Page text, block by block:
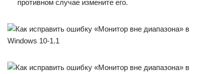
противном случае измените его.